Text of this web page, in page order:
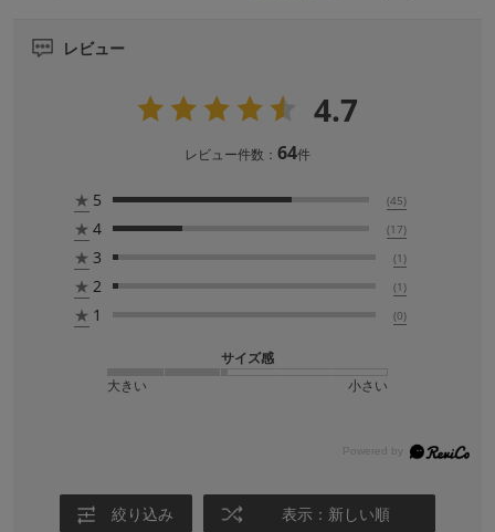
レビュー
4.7
レビュー件数： 64件
★ 5 (45)
★ 4 (17)
★ 3 (1)
★ 2 (1)
★ 1 (0)
サイズ感
大きい
小さい
絞り込み 表示：新しい順